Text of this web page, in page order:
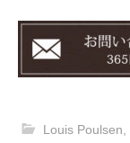
Louis Poulsen